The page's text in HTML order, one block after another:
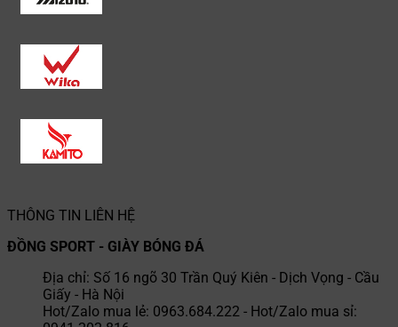
THÔNG TIN LIÊN HỆ
ĐỒNG SPORT - GIÀY BÓNG ĐÁ
Địa chỉ: Số 16 ngõ 30 Trần Quý Kiên - Dịch Vọng - Cầu
Giấy - Hà Nội
Hot/Zalo mua lẻ: 0963.684.222 - Hot/Zalo mua sỉ: